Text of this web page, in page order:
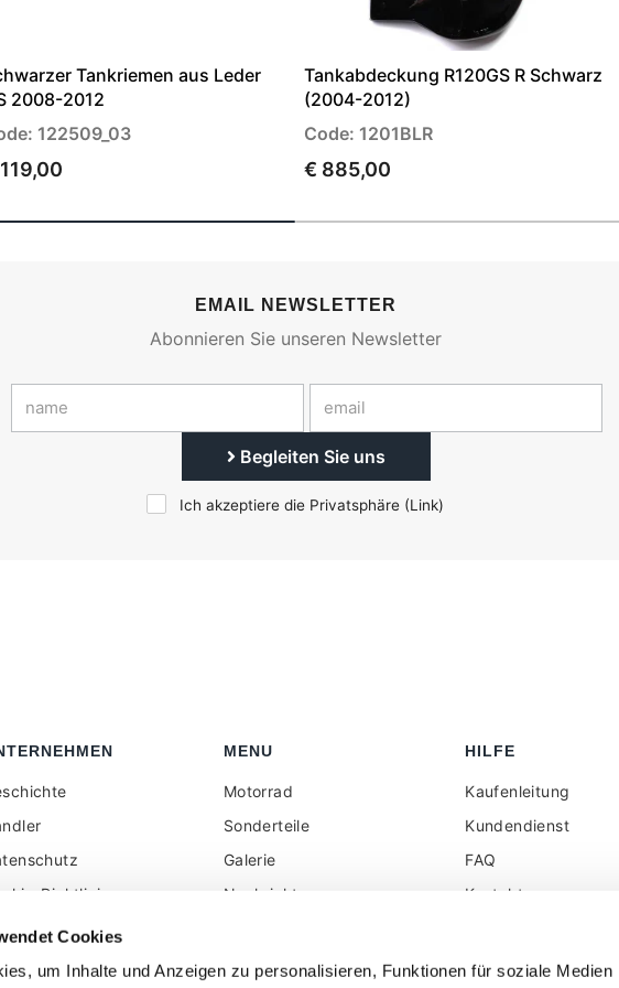
Cookies
um Inhalte und Anzeigen zu personalisieren, Funktionen für soziale Medien
Tankriemen aus Leder
2008-2012
122509_03
Tankabdeckung R120GS R Schwarz
(2004-2012)
Code: 1201BLR
€ 885,00
EMAIL NEWSLETTER
Abonnieren Sie unseren Newsletter
Begleiten Sie uns
Ich akzeptiere die Privatsphäre (Link)
Richtlinie
Einzelhändler reserviert
MENU
Motorrad
Sonderteile
Galerie
Nachrichten
Social Wall
HILFE
Kaufenleitung
Kundendienst
FAQ
Kontakt
ohne Mehrwertsteuer